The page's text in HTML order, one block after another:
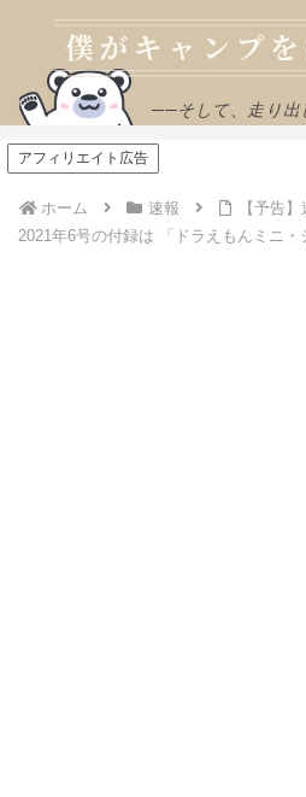
──そして、走り出
アフィリエイト広告
ホーム 速報
【予告
2021年6号の付録は 「ドラえもんミニ・